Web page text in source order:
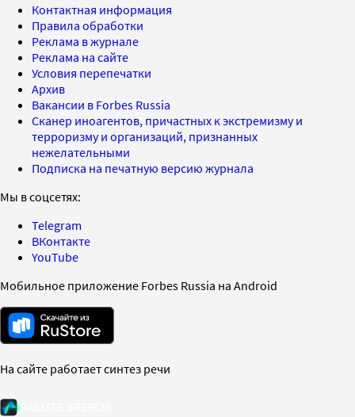
Контактная информация
Правила обработки
Реклама в журнале
Реклама на сайте
Условия перепечатки
Архив
Вакансии в Forbes Russia
Сканер иноагентов, причастных к экстремизму и
терроризму и организаций, признанных
нежелательными
Подписка на печатную версию журнала
Мы в соцсетях:
Telegram
ВКонтакте
YouTube
Мобильное приложение Forbes Russia на Android
На сайте работает синтез речи